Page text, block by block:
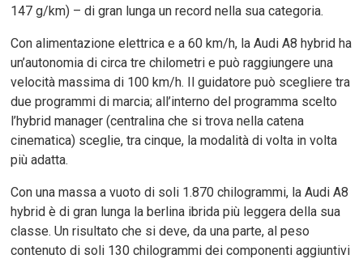
147 g/km) – di gran lunga un record nella sua categoria.
Con alimentazione elettrica e a 60 km/h, la Audi A8 hybrid ha
un’autonomia di circa tre chilometri e può raggiungere una
velocità massima di 100 km/h. Il guidatore può scegliere tra
due programmi di marcia; all’interno del programma scelto
l’hybrid manager (centralina che si trova nella catena
cinematica) sceglie, tra cinque, la modalità di volta in volta
più adatta.
Con una massa a vuoto di soli 1.870 chilogrammi, la Audi A8
hybrid è di gran lunga la berlina ibrida più leggera della sua
classe. Un risultato che si deve, da una parte, al peso
contenuto di soli 130 chilogrammi dei componenti aggiuntivi